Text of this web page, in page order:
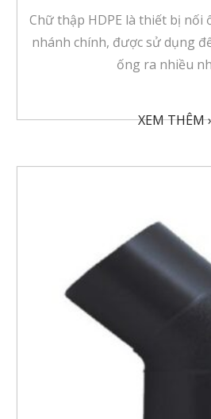
Chữ thập HDPE là thiết bị nối
nhánh chính, được sử dụng
ống ra nhiều
XEM THÊM